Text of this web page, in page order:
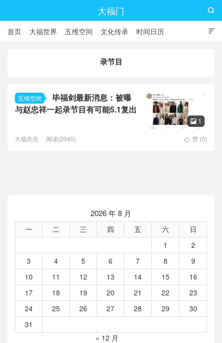
大福门

首页 大福世界 五维空间 文化传承 时间日历

录节目
五维空间
毕福剑最新消息：被曝
与赵忠祥一起录节目有可能5.1复出
 1
 赞 (0)
大福先生 阅读(2040)
2026 年 8 月
一 二 三 四 五 六
日
1
2
3
4 5 6 7 8
9
10
11 12 13 14 15
16
17
18 19 20 21 22
23
24
25 26 27 28 29
30
31
« 12 月